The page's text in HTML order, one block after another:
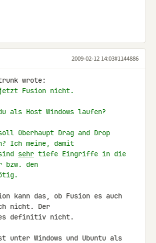
2009-02-12 14:03#1144886
Fusion nicht.
als Host Windows laufen?
überhaupt Drag and Drop
Ich meine, damit
sehr tiefe Eingriffe in die
bzw. den
kann das, ob Fusion es auch
nicht. Der
es definitiv nicht.
unter Windows und Ubuntu als